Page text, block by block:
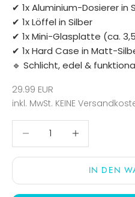
✔ 1x Aluminium-Dosierer in
✔ 1x Löffel in Silber
✔ 1x Mini-Glasplatte (ca.
✔ 1x Hard Case in Matt-
🔹 Schlicht, edel &
Angebot
29.99 EUR
inkl. MwSt. KEINE
Anzahl verringern
IN DEN